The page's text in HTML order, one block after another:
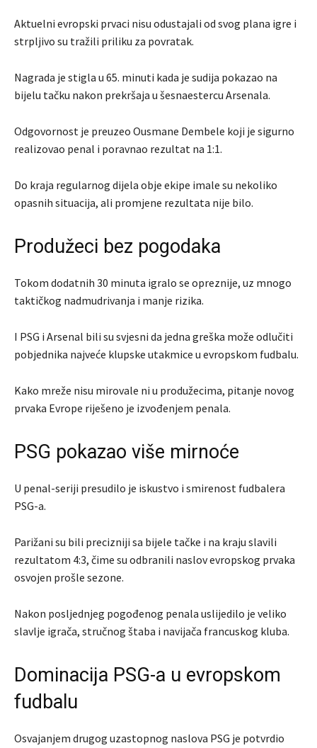
Aktuelni evropski prvaci nisu odustajali od svog plana igre i
strpljivo su tražili priliku za povratak.
Nagrada je stigla u 65. minuti kada je sudija pokazao na
bijelu tačku nakon prekršaja u šesnaestercu Arsenala.
Odgovornost je preuzeo Ousmane Dembele koji je sigurno
realizovao penal i poravnao rezultat na 1:1.
Do kraja regularnog dijela obje ekipe imale su nekoliko
opasnih situacija, ali promjene rezultata nije bilo.
Produžeci bez pogodaka
Tokom dodatnih 30 minuta igralo se opreznije, uz mnogo
taktičkog nadmudrivanja i manje rizika.
I PSG i Arsenal bili su svjesni da jedna greška može odlučiti
pobjednika najveće klupske utakmice u evropskom fudbalu.
Kako mreže nisu mirovale ni u produžecima, pitanje novog
prvaka Evrope riješeno je izvođenjem penala.
PSG pokazao više mirnoće
U penal-seriji presudilo je iskustvo i smirenost fudbalera
PSG-a.
Parižani su bili precizniji sa bijele tačke i na kraju slavili
rezultatom 4:3, čime su odbranili naslov evropskog prvaka
osvojen prošle sezone.
Nakon posljednjeg pogođenog penala uslijedilo je veliko
slavlje igrača, stručnog štaba i navijača francuskog kluba.
Dominacija PSG-a u evropskom
fudbalu
Osvajanjem drugog uzastopnog naslova PSG je potvrdio